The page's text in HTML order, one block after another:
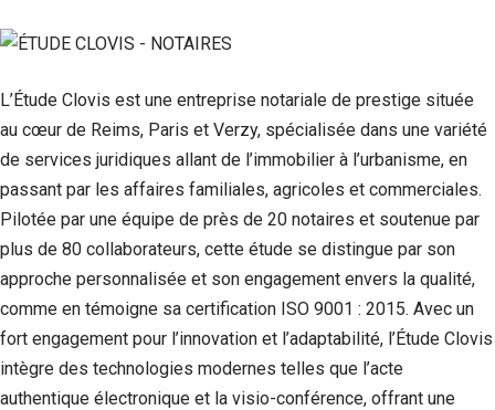
L’Étude Clovis est une entreprise notariale de prestige située
au cœur de Reims, Paris et Verzy, spécialisée dans une variété
de services juridiques allant de l’immobilier à l’urbanisme, en
passant par les affaires familiales, agricoles et commerciales.
Pilotée par une équipe de près de 20 notaires et soutenue par
plus de 80 collaborateurs, cette étude se distingue par son
approche personnalisée et son engagement envers la qualité,
comme en témoigne sa certification ISO 9001 : 2015. Avec un
fort engagement pour l’innovation et l’adaptabilité, l’Étude Clovis
intègre des technologies modernes telles que l’acte
authentique électronique et la visio-conférence, offrant une